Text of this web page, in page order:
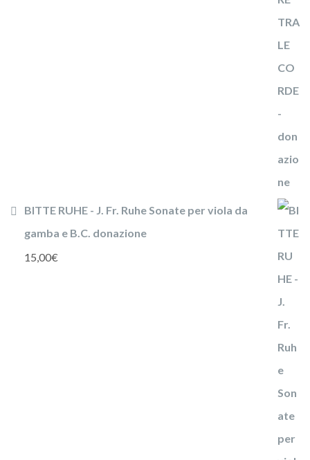
BITTE RUHE - J. Fr. Ruhe Sonate per viola da
gamba e B.C. donazione
15,00€